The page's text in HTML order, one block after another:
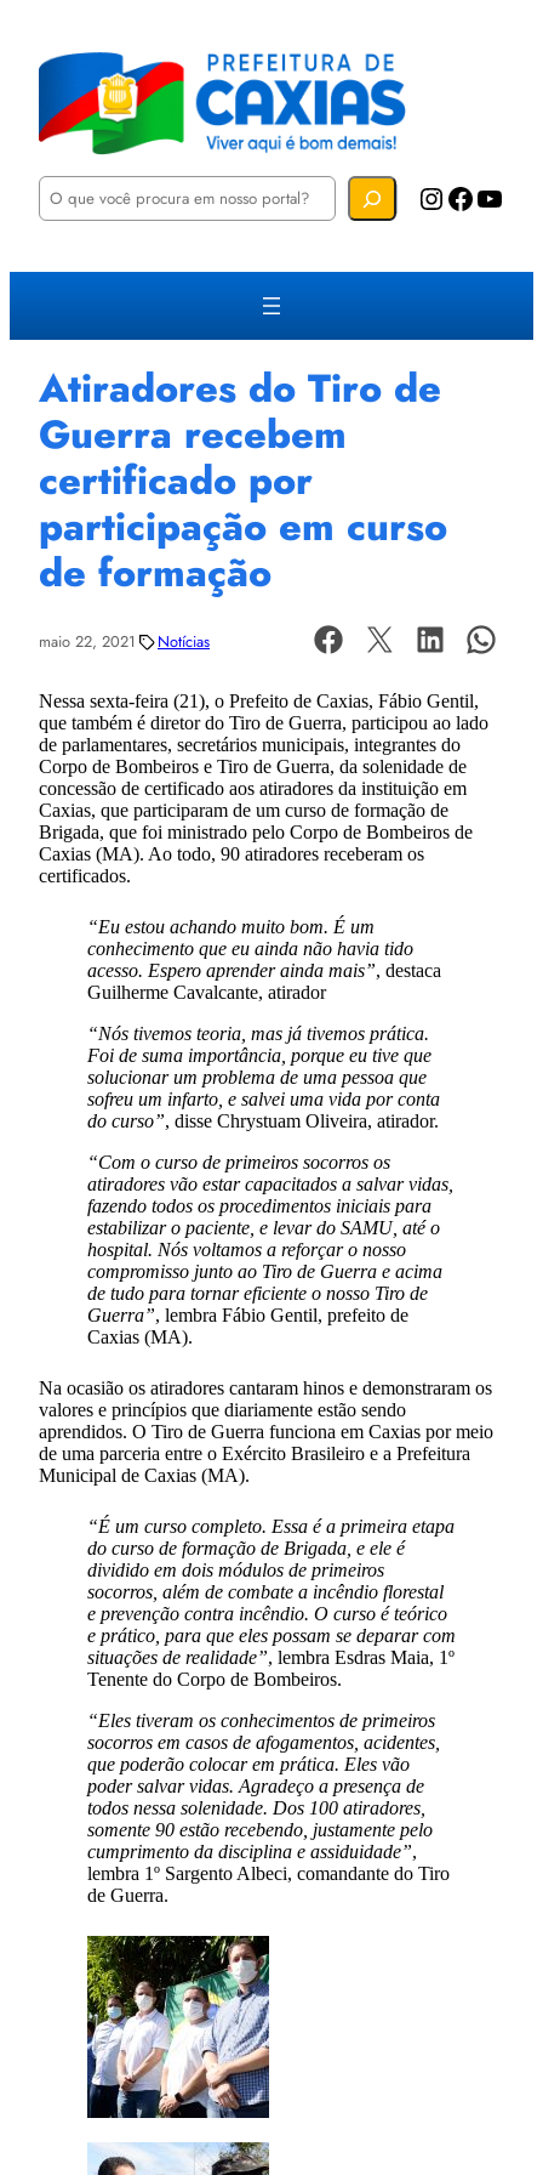
P
u
a
Instagram Facebook YouTube
Atiradores do Tiro de
Guerra recebem
certificado por
participação em curso
de formação
maio 22, 2021 Notícias
Nessa sexta-feira (21), o Prefeito de Caxias, Fábio Gentil,
que também é diretor do Tiro de Guerra, participou ao lado
de parlamentares, secretários municipais, integrantes do
Corpo de Bombeiros e Tiro de Guerra, da solenidade de
concessão de certificado aos atiradores da instituição em
Caxias, que participaram de um curso de formação de
Brigada, que foi ministrado pelo Corpo de Bombeiros de
Caxias (MA). Ao todo, 90 atiradores receberam os
certificados.
“Eu estou achando muito bom. É um
conhecimento que eu ainda não havia tido
acesso. Espero aprender ainda mais”, destaca
Guilherme Cavalcante, atirador
“Nós tivemos teoria, mas já tivemos prática.
Foi de suma importância, porque eu tive que
solucionar um problema de uma pessoa que
sofreu um infarto, e salvei uma vida por conta
do curso”, disse Chrystuam Oliveira, atirador.
“Com o curso de primeiros socorros os
atiradores vão estar capacitados a salvar vidas,
fazendo todos os procedimentos iniciais para
estabilizar o paciente, e levar do SAMU, até o
hospital. Nós voltamos a reforçar o nosso
compromisso junto ao Tiro de Guerra e acima
de tudo para tornar eficiente o nosso Tiro de
Guerra”, lembra Fábio Gentil, prefeito de
Caxias (MA).
Na ocasião os atiradores cantaram hinos e demonstraram os
valores e princípios que diariamente estão sendo
aprendidos. O Tiro de Guerra funciona em Caxias por meio
de uma parceria entre o Exército Brasileiro e a Prefeitura
Municipal de Caxias (MA).
“É um curso completo. Essa é a primeira etapa
do curso de formação de Brigada, e ele é
dividido em dois módulos de primeiros
socorros, além de combate a incêndio florestal
e prevenção contra incêndio. O curso é teórico
e prático, para que eles possam se deparar com
situações de realidade”, lembra Esdras Maia, 1º
Tenente do Corpo de Bombeiros.
“Eles tiveram os conhecimentos de primeiros
socorros em casos de afogamentos, acidentes,
que poderão colocar em prática. Eles vão
poder salvar vidas. Agradeço a presença de
todos nessa solenidade. Dos 100 atiradores,
somente 90 estão recebendo, justamente pelo
cumprimento da disciplina e assiduidade”,
lembra 1º Sargento Albeci, comandante do Tiro
de Guerra.